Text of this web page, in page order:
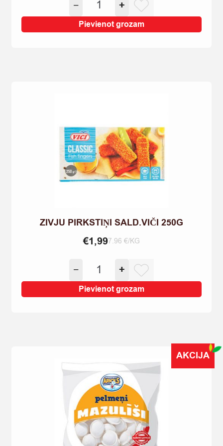
−
SURIMI
AR
KRABJU
+
Pievienot grozam
ZIVJU PIRKSTIŅI SALD.VIČI 250G
€1,997.96 €/KG
−
ZIVJU
PIRKSTIŅI
SALD.VIČI
250G
+
Pievienot grozam
AKCIJA